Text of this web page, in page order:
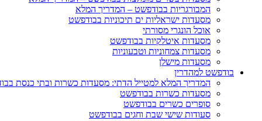
המבורגריות בבודפשט – המדריך המלא
מסעדות ישראליות ים תיכוניות בבודפשט
אוכל הונגרי מסורתי
מסעדות איטלקיות בבודפשט
מסעדות צמחוניות וטבעוניות
מסעדות מישלן
בודפשט למהדרין
המדריך המלא למטייל הדתי: מסעדות כשרות ובתי כנסת
מסעדות כשרות בבודפשט
סופרים כשרים בבודפשט
סעודות שישי שבת וחגים בבודפשט